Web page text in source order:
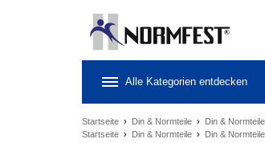
Alle Kategorien entdecken
Startseite › Din & Normteile › Din & Normteile
Startseite › Din & Normteile › Din &